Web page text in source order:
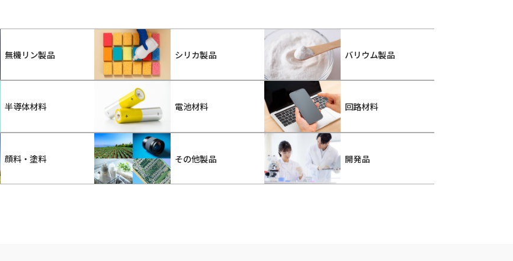
無機リン製品 シリカ製品 バリウム製品
半導体材料 電池材料 回路材料
顔料・塗料 その他製品 開発品